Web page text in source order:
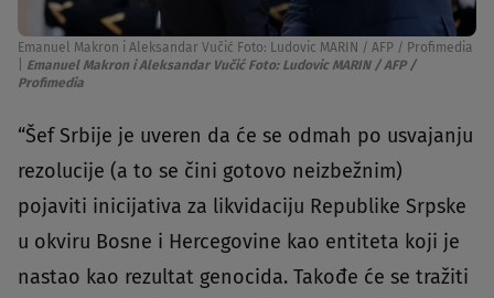
Emanuel Makron i Aleksandar Vučić Foto: Ludovic MARIN / AFP / Profimedia
Emanuel Makron i Aleksandar Vučić Foto: Ludovic MARIN / AFP /
Profimedia
“Šef Srbije je uveren da će se odmah po usvajanju
rezolucije (a to se čini gotovo neizbežnim)
pojaviti inicijativa za likvidaciju Republike Srpske
u okviru Bosne i Hercegovine kao entiteta koji je
nastao kao rezultat genocida. Takođe će se tražiti